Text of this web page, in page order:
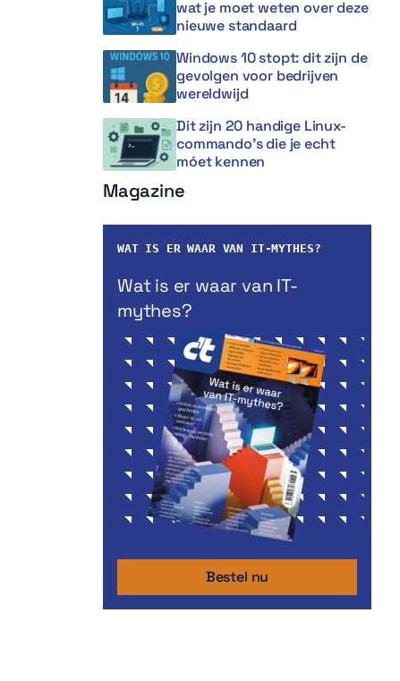
wat je moet weten over deze
nieuwe standaard
Windows 10 stopt: dit zijn de
gevolgen voor bedrijven
wereldwijd
Dit zijn 20 handige Linux-
commando’s die je echt
móet kennen
Magazine
WAT IS ER WAAR VAN IT-MYTHES?
Wat is er waar van IT-
mythes?
Bestel nu